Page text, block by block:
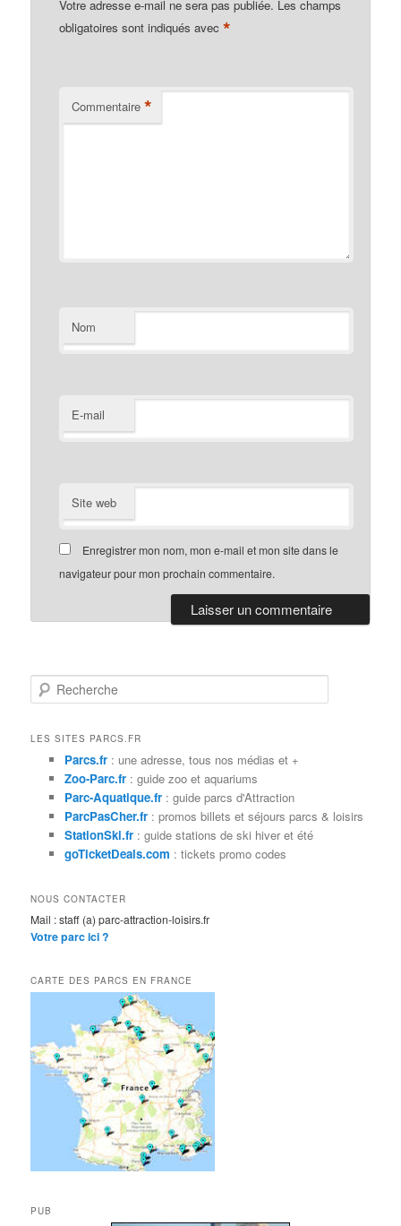
Votre adresse e-mail ne sera pas publiée. Les champs
obligatoires sont indiqués avec *
Commentaire *
Nom
E-mail
Site web
Enregistrer mon nom, mon e-mail et mon site dans le
navigateur pour mon prochain commentaire.
e
h
LES SITES PARCS.FR
Parcs.fr: une adresse, tous nos médias et +
Zoo-Parc.fr: guide zoo et aquariums
Parc-Aquatique.fr: guide parcs d'Attraction
ParcPasCher.fr: promos billets et séjours parcs & loisirs
StationSki.fr: guide stations de ski hiver et été
goTicketDeals.com : tickets promo codes
NOUS CONTACTER
Mail : staff (a) parc-attraction-loisirs.fr
Votre parc ici ?
CARTE DES PARCS EN FRANCE
PUB